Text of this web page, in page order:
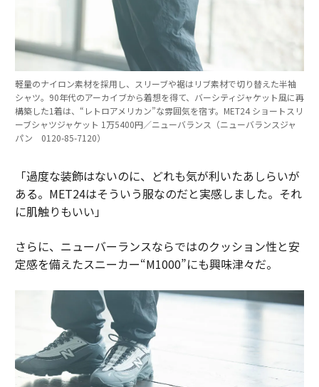
軽量のナイロン素材を採用し、スリーブや裾はリブ素材で切り替えた半袖
シャツ。90年代のアーカイブから着想を得て、バーシティジャケット風に再
構築した1着は、“レトロアメリカン”な雰囲気を宿す。MET24 ショートスリ
ーブシャツジャケット 1万5400円／ニューバランス（ニューバランスジャ
パン 0120-85-7120）
「過度な装飾はないのに、どれも気が利いたあしらいが
ある。MET24はそういう服なのだと実感しました。それ
に肌触りもいい」
さらに、ニューバーランスならではのクッション性と安
定感を備えたスニーカー“M1000”にも興味津々だ。